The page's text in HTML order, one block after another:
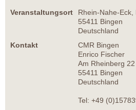
Veranstaltungsort
Rhein-Nahe-Eck,
55411 Bingen
Deutschland
Kontakt
CMR Bingen
Enrico Fischer
Am Rheinberg 22
55411 Bingen
Deutschland
Tel: +49